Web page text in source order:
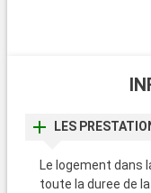
LES
Le logement dans
toute la duree de